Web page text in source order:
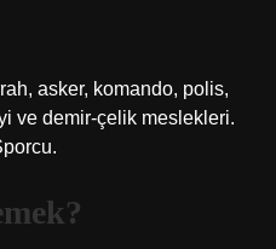
asker, komando, polis,
ve demir-çelik meslekleri.